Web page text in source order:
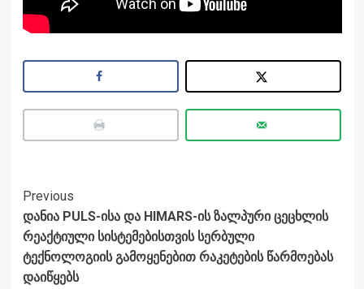
Post
Navigation
Previous
დანია PULS-ისა და HIMARS-ის ზალპური ცეცხლის
რეაქტიული სისტემებისთვის სერბული
ტექნოლოგიის გამოყენებით რაკეტების წარმოებას
დაიწყებს